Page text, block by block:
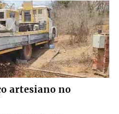
artesiano no